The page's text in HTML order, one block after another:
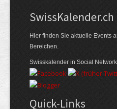
Swiss­Kalender.ch
Hier finden Sie aktuelle Events
Bereichen.
Swisskalender in Social
Quick-Links